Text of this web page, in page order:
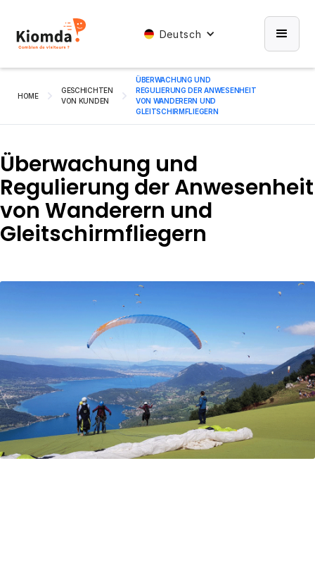
Deutsch
HOME
GESCHICHTEN
VON KUNDEN
ÜBERWACHUNG UND
REGULIERUNG DER ANWESENHEIT
VON WANDERERN UND
GLEITSCHIRMFLIEGERN
Überwachung und
Regulierung der Anwesenheit
von Wanderern und
Gleitschirmfliegern